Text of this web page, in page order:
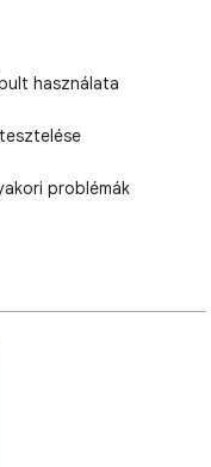
használata
problémák